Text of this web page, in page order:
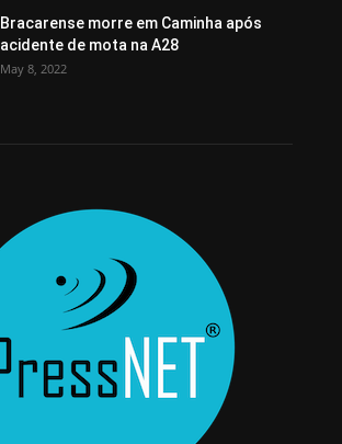
Bracarense morre em Caminha após
acidente de mota na A28
May 8, 2022